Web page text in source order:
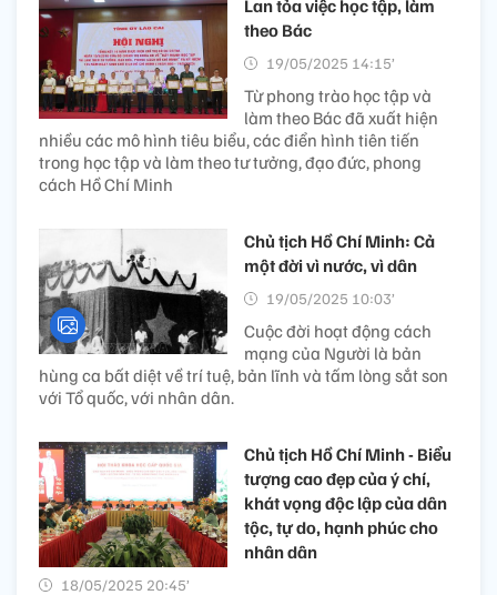
Lan tỏa việc học tập, làm
theo Bác
19/05/2025 14:15’
Từ phong trào học tập và
làm theo Bác đã xuất hiện
nhiều các mô hình tiêu biểu, các điển hình tiên tiến
trong học tập và làm theo tư tưởng, đạo đức, phong
cách Hồ Chí Minh
Chủ tịch Hồ Chí Minh: Cả
một đời vì nước, vì dân
19/05/2025 10:03’
Cuộc đời hoạt động cách
mạng của Người là bản
hùng ca bất diệt về trí tuệ, bản lĩnh và tấm lòng sắt son
với Tổ quốc, với nhân dân.
Chủ tịch Hồ Chí Minh - Biểu
tượng cao đẹp của ý chí,
khát vọng độc lập của dân
tộc, tự do, hạnh phúc cho
nhân dân
18/05/2025 20:45’